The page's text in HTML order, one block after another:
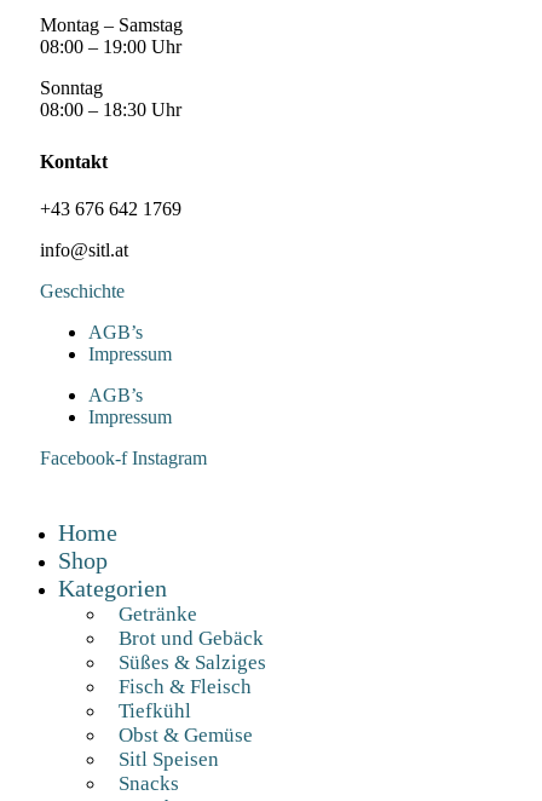
Montag – Samstag
08:00 – 19:00 Uhr
Sonntag
08:00 – 18:30 Uhr
Kontakt
+43 676 642 1769
info@sitl.at
Geschichte
AGB’s
Impressum
AGB’s
Impressum
Facebook-f Instagram
Home
Shop
Kategorien
Getränke
Brot und Gebäck
Süßes & Salziges
Fisch & Fleisch
Tiefkühl
Obst & Gemüse
Sitl Speisen
Snacks